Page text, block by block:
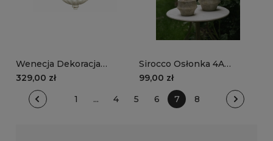
Wenecja Dekoracja
ścienna z metalu, osłonka
329,00 zł
Sirocco Osłonka 4A
(większa)
99,00 zł
1
... 4 5 6 7 8